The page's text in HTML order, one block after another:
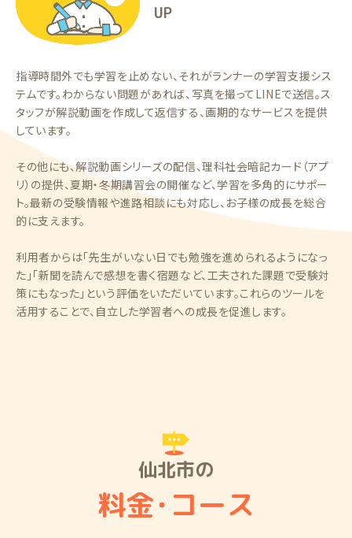
UP
指導時間外でも学習を止めない、それがランナーの学習支援シス
テムです。わからない問題があれば、写真を撮ってLINEで送信。ス
タッフが解説動画を作成して返信する、画期的なサービスを提供
しています。
その他にも、解説動画シリーズの配信、理科社会暗記カード（アプ
リ）の提供、夏期・冬期講習会の開催など、学習を多角的にサポー
ト。最新の受験情報や進路相談にも対応し、お子様の成長を総合
的に支えます。
利用者からは「先生がいない日でも勉強を進められるようになっ
た」「新聞を読んで感想を書く宿題など、工夫された課題で受験対
策にもなった」という評価をいただいています。これらのツールを
活用することで、自立した学習者への成長を促進します。
仙北市の
料金・コース